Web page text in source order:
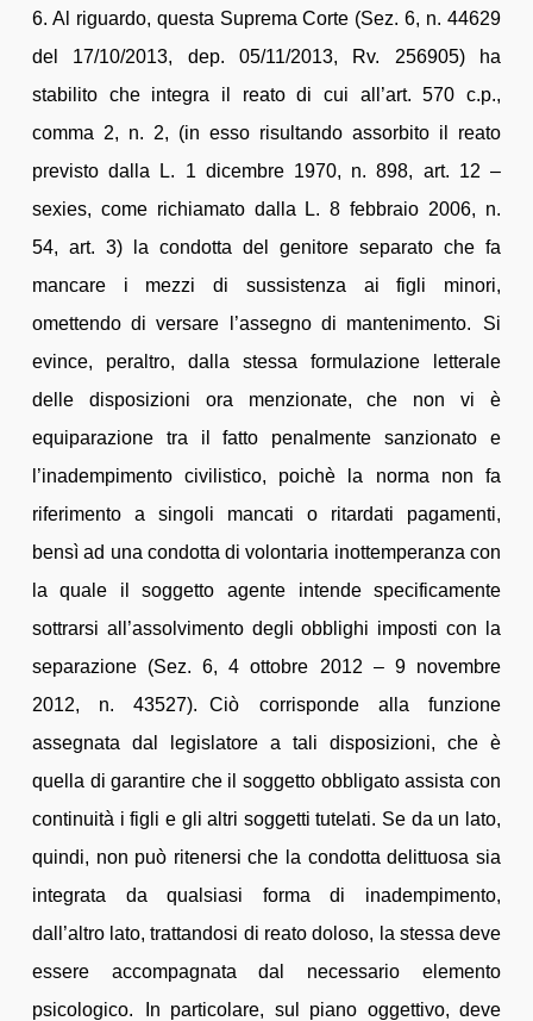
6. Al riguardo, questa Suprema Corte (Sez. 6, n. 44629
del 17/10/2013, dep. 05/11/2013, Rv. 256905) ha
stabilito che integra il reato di cui all’art. 570 c.p.,
comma 2, n. 2, (in esso risultando assorbito il reato
previsto dalla L. 1 dicembre 1970, n. 898, art. 12 –
sexies, come richiamato dalla L. 8 febbraio 2006, n.
54, art. 3) la condotta del genitore separato che fa
mancare i mezzi di sussistenza ai figli minori,
omettendo di versare l’assegno di mantenimento. Si
evince, peraltro, dalla stessa formulazione letterale
delle disposizioni ora menzionate, che non vi è
equiparazione tra il fatto penalmente sanzionato e
l’inadempimento civilistico, poichè la norma non fa
riferimento a singoli mancati o ritardati pagamenti,
bensì ad una condotta di volontaria inottemperanza con
la quale il soggetto agente intende specificamente
sottrarsi all’assolvimento degli obblighi imposti con la
separazione (Sez. 6, 4 ottobre 2012 – 9 novembre
2012, n. 43527). Ciò corrisponde alla funzione
assegnata dal legislatore a tali disposizioni, che è
quella di garantire che il soggetto obbligato assista con
continuità i figli e gli altri soggetti tutelati. Se da un lato,
quindi, non può ritenersi che la condotta delittuosa sia
integrata da qualsiasi forma di inadempimento,
dall’altro lato, trattandosi di reato doloso, la stessa deve
essere accompagnata dal necessario elemento
psicologico. In particolare, sul piano oggettivo, deve